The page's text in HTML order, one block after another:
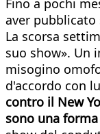
Fino a pochi
aver
La scorsa
suo show». Un
misogino
d'accordo con
contro il New
sono una